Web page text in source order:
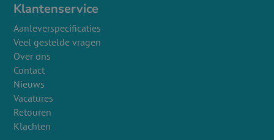
Klantenservice
Aanleverspecificaties
Veel gestelde vragen
Over ons
Contact
Nieuws
Vacatures
Retouren
Klachten